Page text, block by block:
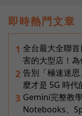
即時熱門文章
1 全台最大全聯
害的大型店！
2 告別「極速迷
麼才是 5G 時代
3 Gemini完整教
Notebooks、